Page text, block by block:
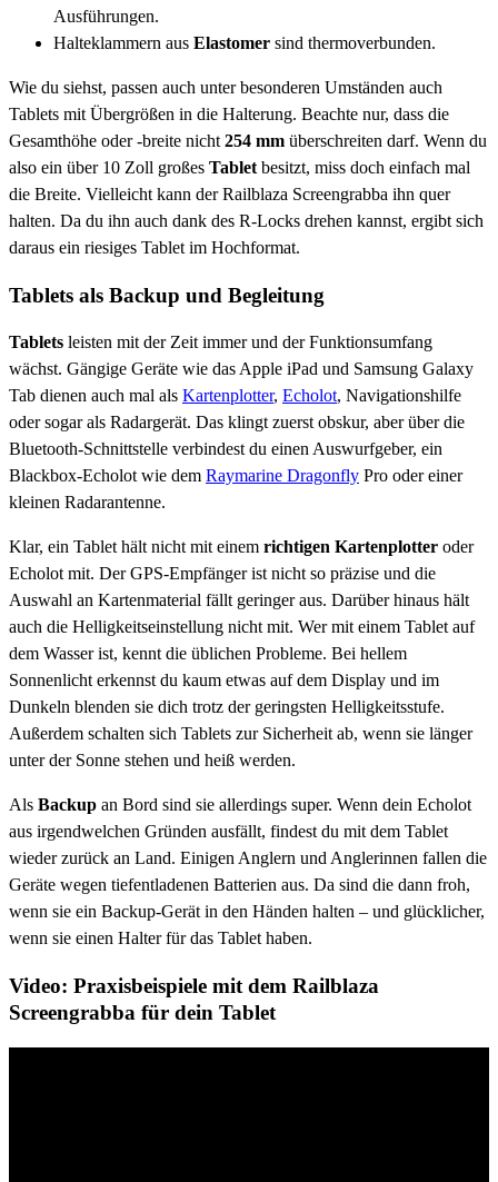
Ausführungen.
Halteklammern aus Elastomer sind thermoverbunden.
Wie du siehst, passen auch unter besonderen Umständen auch
Tablets mit Übergrößen in die Halterung. Beachte nur, dass die
Gesamthöhe oder -breite nicht 254 mm überschreiten darf. Wenn du
also ein über 10 Zoll großes Tablet besitzt, miss doch einfach mal
die Breite. Vielleicht kann der Railblaza Screengrabba ihn quer
halten. Da du ihn auch dank des R-Locks drehen kannst, ergibt sich
daraus ein riesiges Tablet im Hochformat.
Tablets als Backup und Begleitung
Tablets leisten mit der Zeit immer und der Funktionsumfang
wächst. Gängige Geräte wie das Apple iPad und Samsung Galaxy
Tab dienen auch mal als Kartenplotter, Echolot, Navigationshilfe
oder sogar als Radargerät. Das klingt zuerst obskur, aber über die
Bluetooth-Schnittstelle verbindest du einen Auswurfgeber, ein
Blackbox-Echolot wie dem Raymarine Dragonfly Pro oder einer
kleinen Radarantenne.
Klar, ein Tablet hält nicht mit einem richtigen Kartenplotter oder
Echolot mit. Der GPS-Empfänger ist nicht so präzise und die
Auswahl an Kartenmaterial fällt geringer aus. Darüber hinaus hält
auch die Helligkeitseinstellung nicht mit. Wer mit einem Tablet auf
dem Wasser ist, kennt die üblichen Probleme. Bei hellem
Sonnenlicht erkennst du kaum etwas auf dem Display und im
Dunkeln blenden sie dich trotz der geringsten Helligkeitsstufe.
Außerdem schalten sich Tablets zur Sicherheit ab, wenn sie länger
unter der Sonne stehen und heiß werden.
Als Backup an Bord sind sie allerdings super. Wenn dein Echolot
aus irgendwelchen Gründen ausfällt, findest du mit dem Tablet
wieder zurück an Land. Einigen Anglern und Anglerinnen fallen die
Geräte wegen tiefentladenen Batterien aus. Da sind die dann froh,
wenn sie ein Backup-Gerät in den Händen halten – und glücklicher,
wenn sie einen Halter für das Tablet haben.
Video: Praxisbeispiele mit dem Railblaza
Screengrabba für dein Tablet